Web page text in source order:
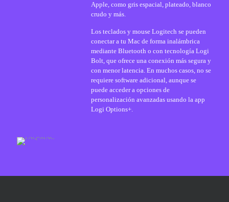
Apple, como gris espacial, plateado, blanco
crudo y más.
Los teclados y mouse Logitech se pueden
conectar a tu Mac de forma inalámbrica
mediante Bluetooth o con tecnología Logi
Bolt, que ofrece una conexión más segura y
con menor latencia. En muchos casos, no se
requiere software adicional, aunque se
puede acceder a opciones de
personalización avanzadas usando la app
Logi Options+.